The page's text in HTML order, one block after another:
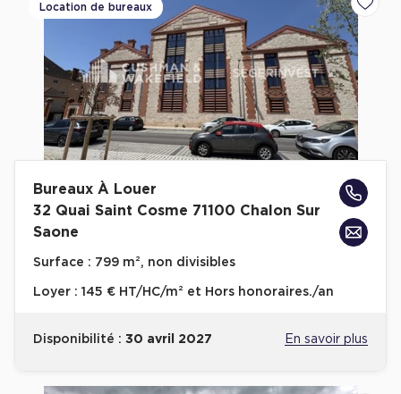
Achat de Commerces
Achat de Commerces à Nîmes
Achat de Commerces à Toulouse
Achat de Commerces à Marseille
Achat de Commerces à Dijon
Bureaux privés
Bureaux privés à Paris
Bureaux privés à Lyon
Bureaux privés à Marseille
Bureaux privés à Lille
Location de bureaux
Bureaux À Louer
32 Quai Saint Cosme 71100 Chalon Sur
Saone
Surface : 799 m², non divisibles
Loyer : 145 € HT/HC/m² et Hors honoraires./an
Disponibilité : 30 avril 2027 En savoir plus